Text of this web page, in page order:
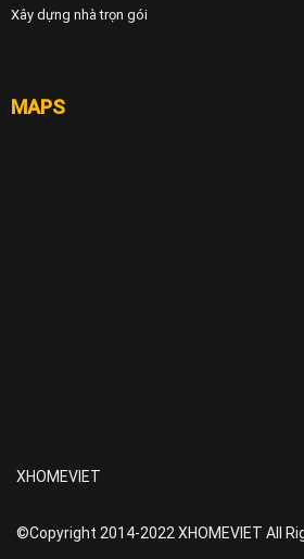
Xây dựng nhà trọn gói
MAPS
XHOMEVIET
©Copyright 2014-2022 XHOMEVIET All